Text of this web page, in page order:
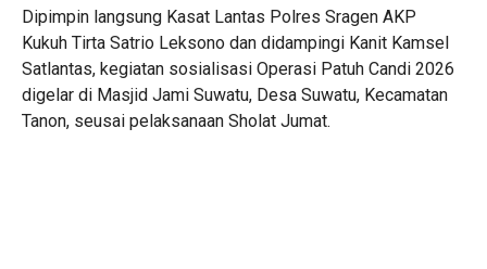
Dipimpin langsung Kasat Lantas Polres Sragen AKP
Kukuh Tirta Satrio Leksono dan didampingi Kanit Kamsel
Satlantas, kegiatan sosialisasi Operasi Patuh Candi 2026
digelar di Masjid Jami Suwatu, Desa Suwatu, Kecamatan
Tanon, seusai pelaksanaan Sholat Jumat.